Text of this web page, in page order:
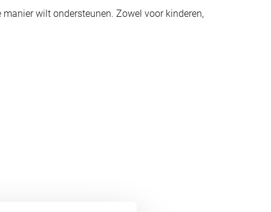
wilt ondersteunen. Zowel voor kinderen,